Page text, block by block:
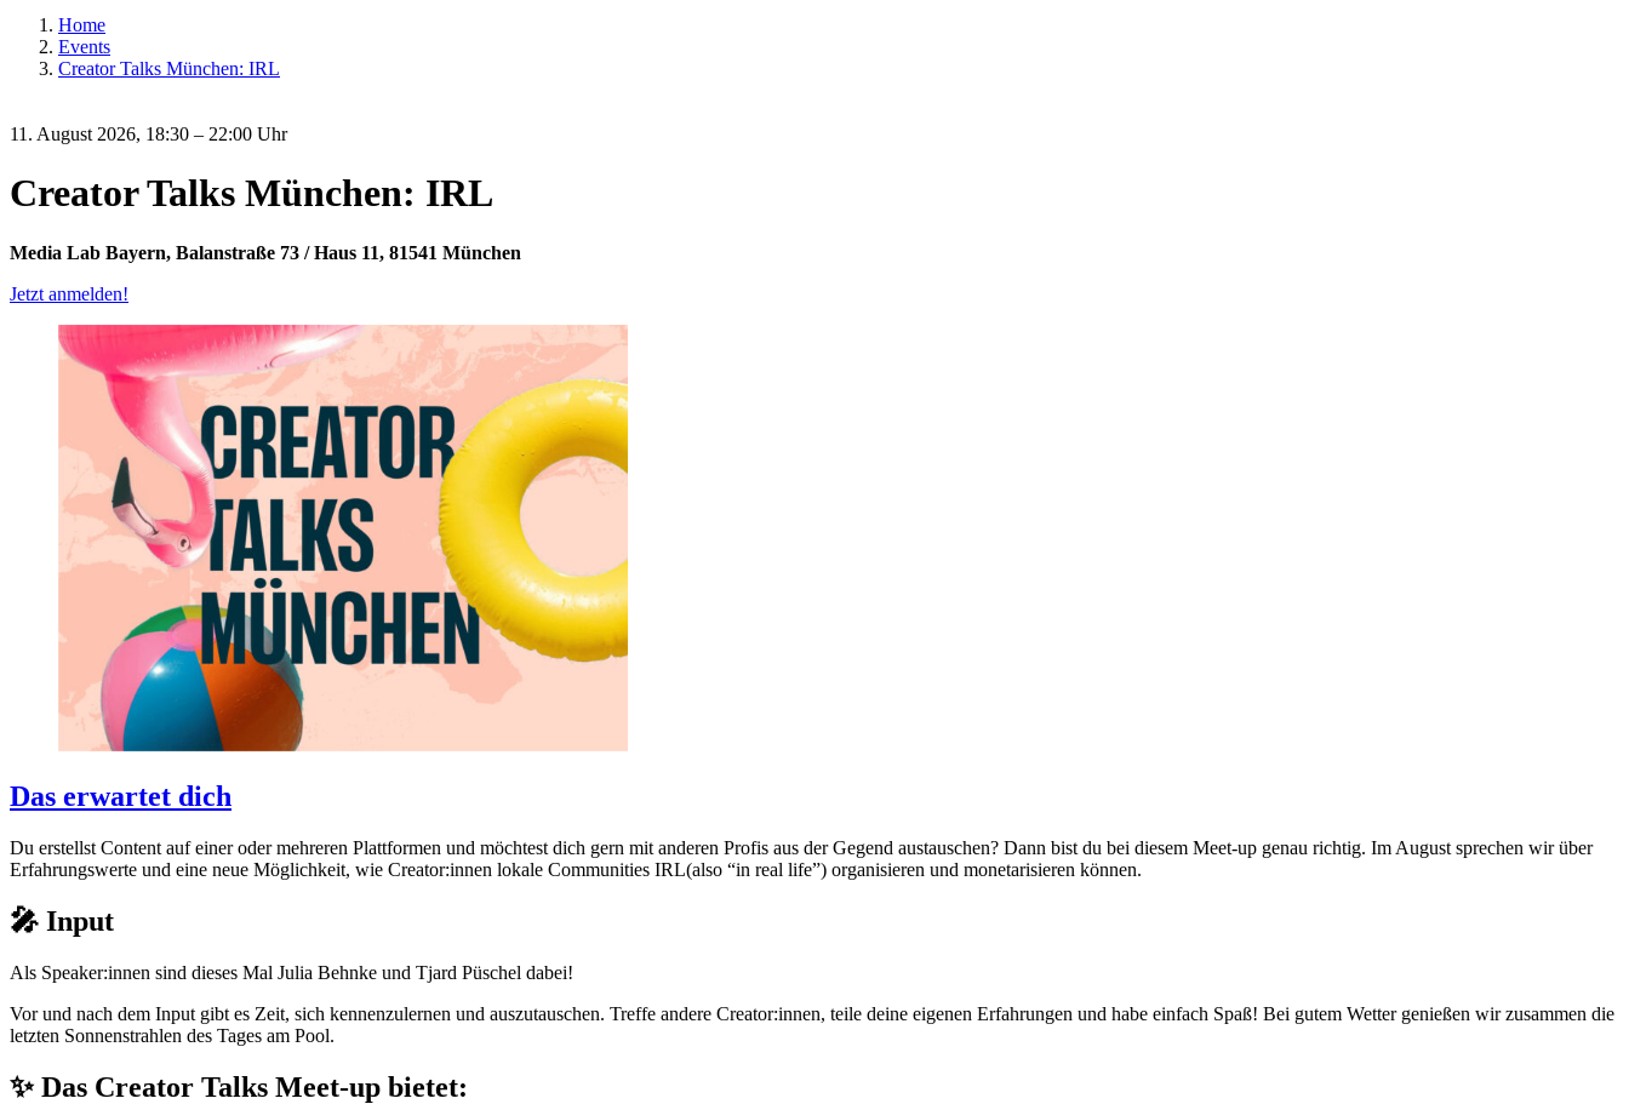
Home
Events
Creator Talks München: IRL
11. August 2026, 18:30 – 22:00 Uhr
Creator Talks München: IRL
Media Lab Bayern, Balanstraße 73 / Haus 11, 81541 München
Jetzt anmelden!
Das erwartet dich
Du erstellst Content auf einer oder mehreren Plattformen und möchtest dich gern mit anderen Profis aus der Gegend austauschen? Dann bist du bei diesem Meet-up genau richtig. Im August sprechen wir über
Erfahrungswerte und eine neue Möglichkeit, wie Creator:innen lokale Communities IRL(also “in real life”) organisieren und monetarisieren können.
🎤 Input
Als Speaker:innen sind dieses Mal Julia Behnke und Tjard Püschel dabei!
Vor und nach dem Input gibt es Zeit, sich kennenzulernen und auszutauschen. Treffe andere Creator:innen, teile deine eigenen Erfahrungen und habe einfach Spaß! Bei gutem Wetter genießen wir zusammen die
letzten Sonnenstrahlen des Tages am Pool.
✨ Das Creator Talks Meet-up bietet: